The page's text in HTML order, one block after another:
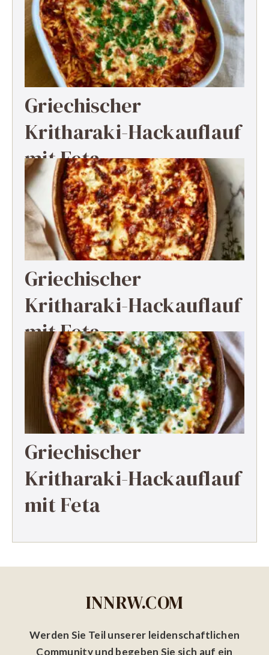
Griechischer
Kritharaki-Hackauflauf
mit Feta
Griechischer
Kritharaki-Hackauflauf
mit Feta
Griechischer
Kritharaki-Hackauflauf
mit Feta
INNRW.COM
Werden Sie Teil unserer leidenschaftlichen
Community und begeben Sie sich auf ein